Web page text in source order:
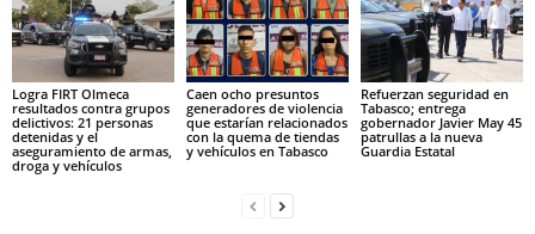
Logra FIRT Olmeca
resultados contra grupos
delictivos: 21 personas
detenidas y el
aseguramiento de armas,
droga y vehículos
Caen ocho presuntos
generadores de violencia
que estarían relacionados
con la quema de tiendas
y vehículos en Tabasco
Refuerzan seguridad en
Tabasco; entrega
gobernador Javier May 45
patrullas a la nueva
Guardia Estatal